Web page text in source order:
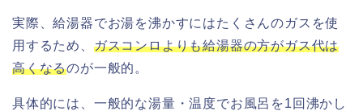
実際、給湯器でお湯を沸かすにはたくさんのガスを使
用するため、 ガスコンロよりも給湯器の方がガス代は
高くなるのが一般的。
具体的には、一般的な湯量・温度でお風呂を1回沸かし